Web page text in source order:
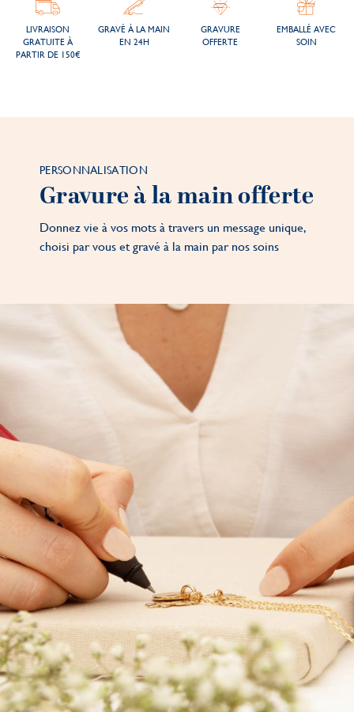
LIVRAISON
GRATUITE À
PARTIR DE 150€
GRAVÉ À LA MAIN
EN 24H
GRAVURE
OFFERTE
EMBALLÉ AVEC
SOIN
PERSONNALISATION
Gravure à la main offerte
Donnez vie à vos mots à travers un message unique,
choisi par vous et gravé à la main par nos soins